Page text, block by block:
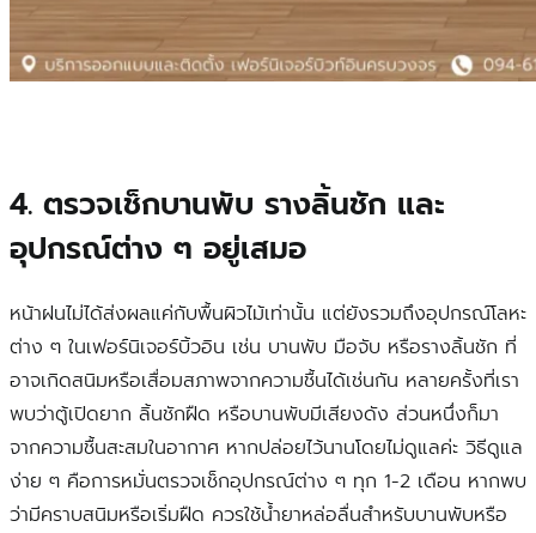
4. ตรวจเช็กบานพับ รางลิ้นชัก และ
อุปกรณ์ต่าง ๆ อยู่เสมอ
หน้าฝนไม่ได้ส่งผลแค่กับพื้นผิวไม้เท่านั้น แต่ยังรวมถึงอุปกรณ์โลหะ
ต่าง ๆ ในเฟอร์นิเจอร์บิ้วอิน เช่น บานพับ มือจับ หรือรางลิ้นชัก ที่
อาจเกิดสนิมหรือเสื่อมสภาพจากความชื้นได้เช่นกัน หลายครั้งที่เรา
พบว่าตู้เปิดยาก ลิ้นชักฝืด หรือบานพับมีเสียงดัง ส่วนหนึ่งก็มา
จากความชื้นสะสมในอากาศ หากปล่อยไว้นานโดยไม่ดูแลค่ะ วิธีดูแล
ง่าย ๆ คือการหมั่นตรวจเช็กอุปกรณ์ต่าง ๆ ทุก 1-2 เดือน หากพบ
ว่ามีคราบสนิมหรือเริ่มฝืด ควรใช้น้ำยาหล่อลื่นสำหรับบานพับหรือ